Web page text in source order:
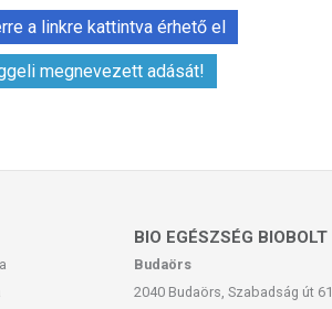
a linkre kattintva érhető el
megnevezett adását!
BIO EGÉSZSÉG BIOBOLT
Budaörs
2040 Budaörs, Szabadság út 61.